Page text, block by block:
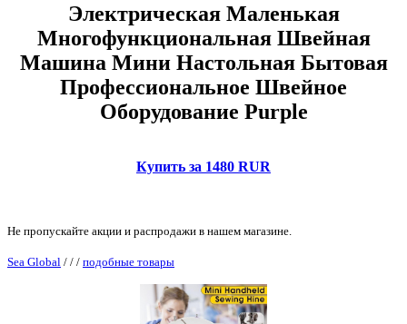
Электрическая Маленькая
Многофункциональная Швейная
Машина Мини Настольная Бытовая
Профессиональное Швейное
Оборудование Purple
Купить за 1480 RUR
Не пропускайте акции и распродажи в нашем магазине.
Sea Global / / / подобные товары